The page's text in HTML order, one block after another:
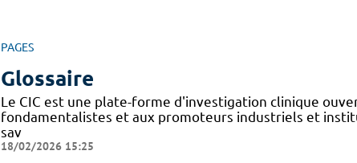
PAGES
Glossaire
Le CIC est une plate-forme d'investigation clinique
fondamentalistes et aux promoteurs industriels et
sav
18/02/2026 15:25